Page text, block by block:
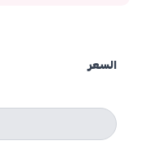
السعر